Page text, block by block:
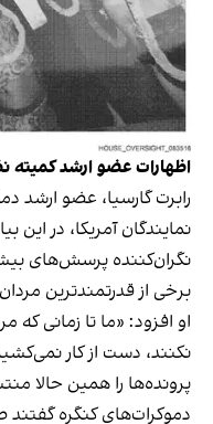
اظهارات عضو ارشد کمیته
رابرت گارسیا، عضو ارشد
نمایندگان آمریکا، در
نگران‌کننده پرسش‌های
برخی از قدرتمندترین
او افزود: «ما تا زمانی
نکنند، دست از کار
پرونده‌ها را همین حالا
دموکرات‌های کنگره